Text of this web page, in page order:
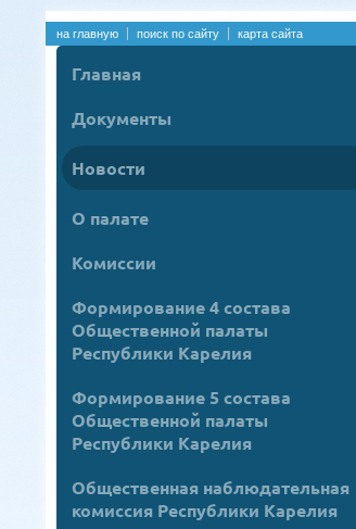
на главную поиск по сайту карта сайта
Главная
Документы
Новости
О палате
Комиссии
Формирование 4 состава
Общественной палаты
Республики Карелия
Формирование 5 состава
Общественной палаты
Республики Карелия
Общественная наблюдательная
комиссия Республики Карелия